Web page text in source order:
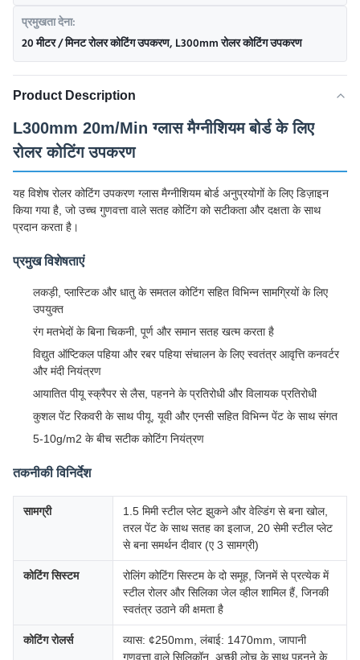
प्रमुखता देना:
20 मीटर / मिनट रोलर कोटिंग उपकरण,L300mm रोलर कोटिंग उपकरण
Product Description
L300mm 20m/Min ग्लास मैग्नीशियम बोर्ड के लिए
रोलर कोटिंग उपकरण
यह विशेष रोलर कोटिंग उपकरण ग्लास मैग्नीशियम बोर्ड अनुप्रयोगों के लिए डिज़ाइन
किया गया है, जो उच्च गुणवत्ता वाले सतह कोटिंग को सटीकता और दक्षता के साथ
प्रदान करता है।
प्रमुख विशेषताएं
लकड़ी, प्लास्टिक और धातु के समतल कोटिंग सहित विभिन्न सामग्रियों के लिए
उपयुक्त
रंग मतभेदों के बिना चिकनी, पूर्ण और समान सतह खत्म करता है
विद्युत ऑप्टिकल पहिया और रबर पहिया संचालन के लिए स्वतंत्र आवृत्ति कनवर्टर
और मंदी नियंत्रण
आयातित पीयू स्क्रैपर से लैस, पहनने के प्रतिरोधी और विलायक प्रतिरोधी
कुशल पेंट रिकवरी के साथ पीयू, यूवी और एनसी सहित विभिन्न पेंट के साथ संगत
5-10g/m2 के बीच सटीक कोटिंग नियंत्रण
तकनीकी विनिर्देश
सामग्री
1.5 मिमी स्टील प्लेट झुकने और वेल्डिंग से बना खोल,
तरल पेंट के साथ सतह का इलाज, 20 सेमी स्टील प्लेट
से बना समर्थन दीवार (ए 3 सामग्री)
कोटिंग सिस्टम
रोलिंग कोटिंग सिस्टम के दो समूह, जिनमें से प्रत्येक में
स्टील रोलर और सिलिका जेल व्हील शामिल हैं, जिनकी
स्वतंत्र उठाने की क्षमता है
कोटिंग रोलर्स
व्यास: ¢250mm, लंबाई: 1470mm, जापानी
गुणवत्ता वाले सिलिकॉन, अच्छी लोच के साथ पहनने के